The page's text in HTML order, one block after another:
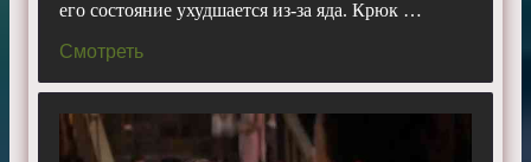
его состояние ухудшается из-за яда. Крюк …
Смотреть